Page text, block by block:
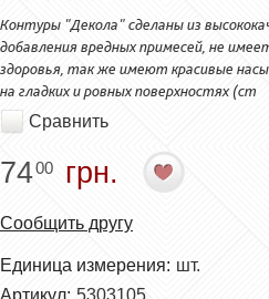
Контуры "Декола" сделаны из
добавления вредных примесей, не
здоровья, так же имеют красивые
на гладких и ровных поверхностях (ст
Сравнить
7400 грн.
Сообщить другу
Единица измерения: шт.